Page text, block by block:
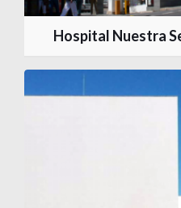
Hospital Nuestra